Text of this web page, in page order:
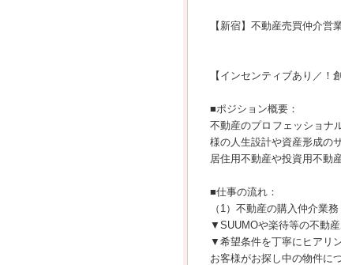
【新宿】不動産売買仲介
【インセンティブあり／！
■ポジション概要：
不動産のプロフェッショナ
様の人生設計や資産形成の
居住用不動産や投資用不動
■仕事の流れ：
（1）不動産の購入仲介業務
▼SUUMOや楽待等の不動
▼希望条件を丁寧にヒアリ
お客様がお探し中の物件に